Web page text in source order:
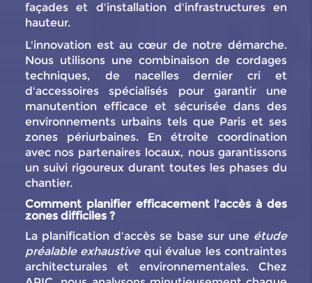
façades et d'installation d'infrastructures en
hauteur.
L'innovation est au cœur de notre démarche.
Nous utilisons une combinaison de cordages
techniques, de nacelles dernier cri et
d'accessoires spécialisés pour garantir une
manutention efficace et sécurisée dans des
environnements urbains tels que Paris et ses
zones périurbaines. En étroite coordination
avec nos partenaires locaux, nous garantissons
un suivi rigoureux durant toutes les phases du
chantier.
Comment planifier efficacement l'accès à des
zones difficiles ?
La planification d'accès se base sur une étude
préalable exhaustivequi évalue les contraintes
architecturales et environnementales. Chez